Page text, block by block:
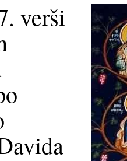
verši